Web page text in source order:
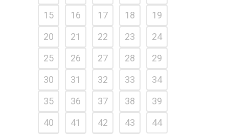
15
16 17 18
19
20
21 22 23
24
25
26 27 28
29
30
31 32 33
34
35
36 37 38
39
40
41 42 43
44